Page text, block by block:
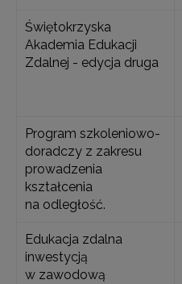
Świętokrzyska
Akademia Edukacji
Zdalnej - edycja druga
Program szkoleniowo-
doradczy z zakresu
prowadzenia
kształcenia
na odległość.
Edukacja zdalna
inwestycją
w zawodową